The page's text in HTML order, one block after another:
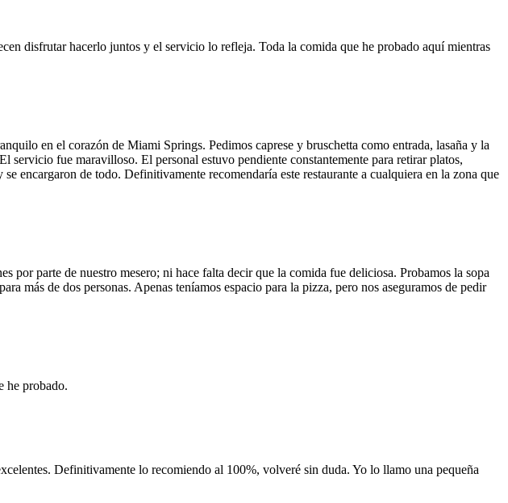
disfrutar hacerlo juntos y el servicio lo refleja. Toda la comida que he probado aquí mientras
en el corazón de Miami Springs. Pedimos caprese y bruschetta como entrada, lasaña y la
fue maravilloso. El personal estuvo pendiente constantemente para retirar platos,
encargaron de todo. Definitivamente recomendaría este restaurante a cualquiera en la zona que
por parte de nuestro mesero; ni hace falta decir que la comida fue deliciosa. Probamos la sopa
más de dos personas. Apenas teníamos espacio para la pizza, pero nos aseguramos de pedir
he probado.
Definitivamente lo recomiendo al 100%, volveré sin duda. Yo lo llamo una pequeña